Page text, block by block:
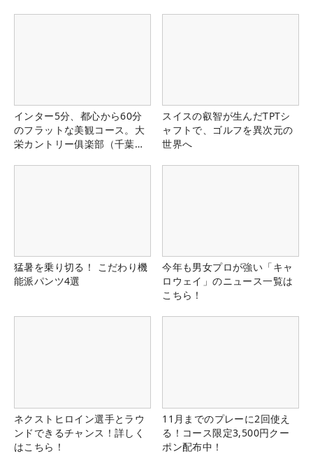
インター5分、都心から60分
のフラットな美観コース。大
栄カントリー俱楽部（千葉
スイスの叡智が生んだTPTシ
ャフトで、ゴルフを異次元の
世界へ
猛暑を乗り切る！ こだわり機
能派パンツ4選
今年も男女プロが強い「キャ
ロウェイ」のニュース一覧は
こちら！
ネクストヒロイン選手とラウ
ンドできるチャンス！詳しく
はこちら！
11月までのプレーに2回使え
る！コース限定3,500円クー
ポン配布中！